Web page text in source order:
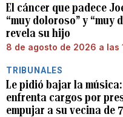
El cáncer que padece
“muy doloroso” y “muy
revela su hijo
8 de agosto de 2026 a las
TRIBUNALES
Le pidió bajar la
enfrenta cargos por
empujar a su vecina de